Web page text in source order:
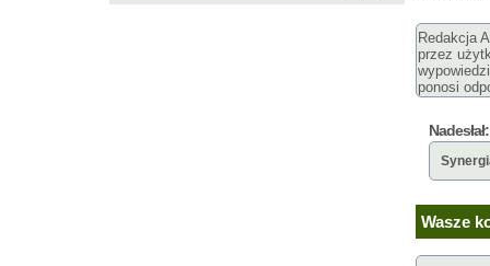
Redakcja
przez
ponosi
Nadesłał:
Wasze